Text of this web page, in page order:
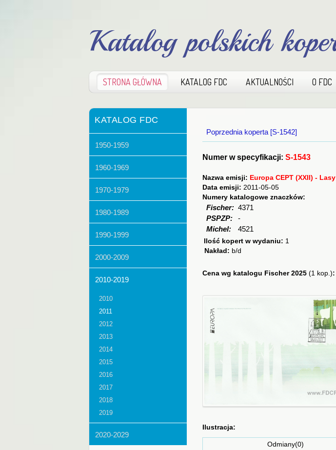
Katalog polskich
STRONA GŁÓWNA KATALOG FDC AKTUALNOŚCI O FDC
KATALOG FDC
1950-1959
1960-1969
1970-1979
1980-1989
1990-1999
2000-2009
2010-2019
2010
2011
2012
2013
2014
2015
2016
2017
2018
2019
2020-2029
Poprzednia koperta [S-1542]
Numer w specyfikacji: S-1543
Nazwa emisji: Europa CEPT (XXII) - Lasy
Data emisji: 2011-05-05
Numery katalogowe znaczków:
Fischer: 4371
PSPZP:
-
Michel:
4521
Ilość kopert w wydaniu: 1
Nakład: b/d
Cena wg katalogu Fischer 2025 (1 kop.):
Ilustracja: